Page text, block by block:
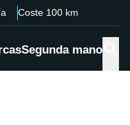
Coste 100 km
Segunda mano